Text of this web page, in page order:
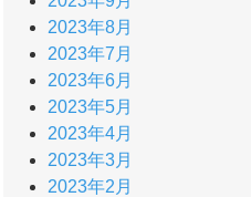
2023年8月
2023年7月
2023年6月
2023年5月
2023年4月
2023年3月
2023年2月